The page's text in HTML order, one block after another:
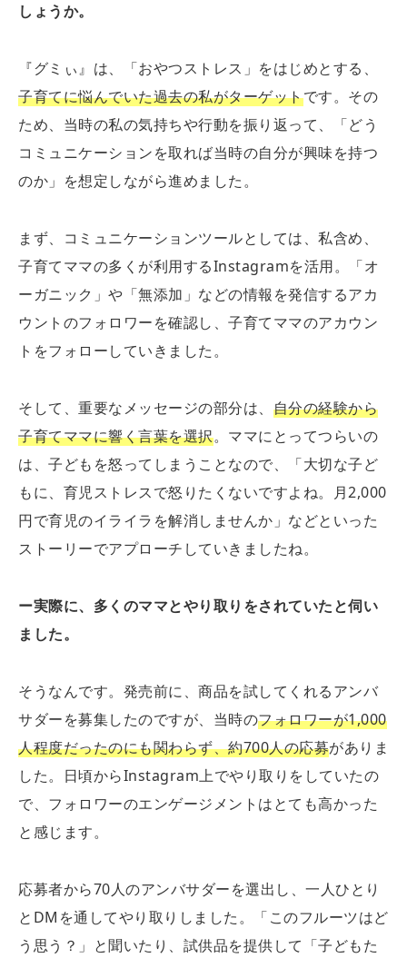
しょうか。
『グミぃ』は、「おやつストレス」をはじめとする、
子育てに悩んでいた過去の私がターゲットです。その
ため、当時の私の気持ちや行動を振り返って、「どう
コミュニケーションを取れば当時の自分が興味を持つ
のか」を想定しながら進めました。
まず、コミュニケーションツールとしては、私含め、
子育てママの多くが利用するInstagramを活用。「オ
ーガニック」や「無添加」などの情報を発信するアカ
ウントのフォロワーを確認し、子育てママのアカウン
トをフォローしていきました。
そして、重要なメッセージの部分は、 自分の経験から
子育てママに響く言葉を選択。ママにとってつらいの
は、子どもを怒ってしまうことなので、「大切な子ど
もに、育児ストレスで怒りたくないですよね。月2,000
円で育児のイライラを解消しませんか」などといった
ストーリーでアプローチしていきましたね。
ー実際に、多くのママとやり取りをされていたと伺い
ました。
そうなんです。発売前に、商品を試してくれるアンバ
サダーを募集したのですが、当時のフォロワーが1,000
人程度だったのにも関わらず、約700人の応募がありま
した。日頃からInstagram上でやり取りをしていたの
で、フォロワーのエンゲージメントはとても高かった
と感じます。
応募者から70人のアンバサダーを選出し、一人ひとり
とDMを通してやり取りしました。「このフルーツはど
う思う？」と聞いたり、試供品を提供して「子どもた